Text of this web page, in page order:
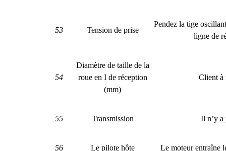
53 Tension de prise
Pendez la tige
ligne de
54
Diamètre de taille de la
roue en I de réception
(mm)
Client à
55 Transmission Il n’y a
56 Le pilote hôte Le moteur entraîne